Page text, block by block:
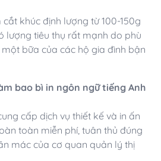
khúc định lượng từ 100-150g
lượng tiêu thụ rất mạnh do phù
bữa của các hộ gia đình bận
bao bì in ngôn ngữ tiếng Anh
cấp dịch vụ thiết kế và in ấn
toàn miễn phí, tuân thủ đúng
mác của cơ quan quản lý thị